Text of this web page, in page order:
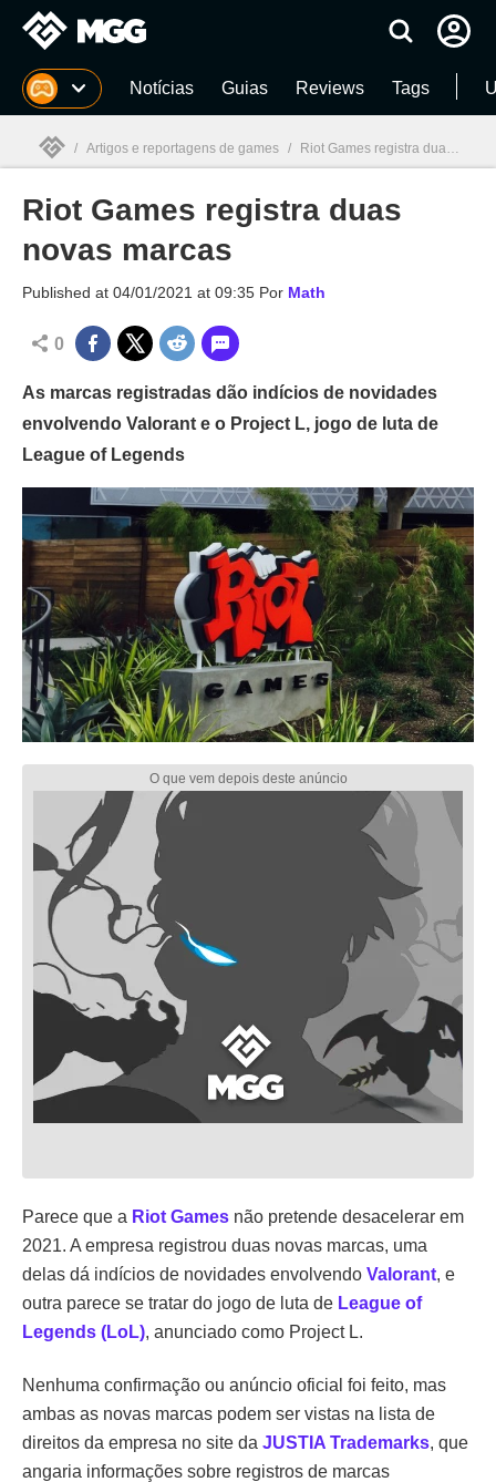
Millenium Notícias Guias Reviews Tags
Millenium
/ Artigos e reportagens de games / Riot Games registra duas novas marcas
Riot Games registra duas
novas marcas
Published at 04/01/2021 at 09:35 Por Math
0
As marcas registradas dão indícios de novidades
envolvendo Valorant e o Project L, jogo de luta de
League of Legends
Parece que a Riot Games não pretende desacelerar em
2021. A empresa registrou duas novas marcas, uma
delas dá indícios de novidades envolvendo Valorant, e
outra parece se tratar do jogo de luta de League of
Legends (LoL), anunciado como Project L.
Nenhuma confirmação ou anúncio oficial foi feito, mas
ambas as novas marcas podem ser vistas na lista de
direitos da empresa no site da JUSTIA Trademarks, que
angaria informações sobre registros de marcas